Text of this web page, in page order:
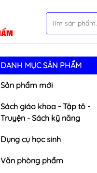
DANH MỤC SẢN PHẨM
Sản phẩm mới
Sách giáo khoa - Tập tô -
Truyện - Sách kỹ năng
Dụng cụ học sinh
Văn phòng phẩm